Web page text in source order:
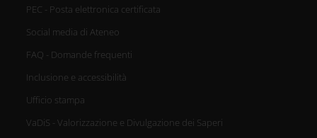
PEC - Posta elettronica certificata
Social media di Ateneo
FAQ - Domande frequenti
Inclusione e accessibilità
Ufficio stampa
VaDiS - Valorizzazione e Divulgazione dei Saperi